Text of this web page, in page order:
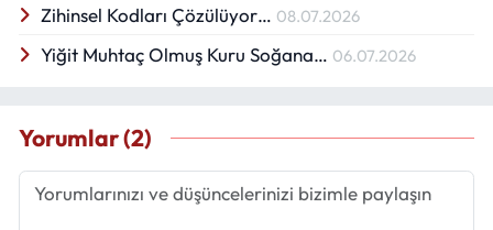
Zihinsel Kodları Çözülüyor… 08.07.2026
Yiğit Muhtaç Olmuş Kuru Soğana… 06.07.2026
Yorumlar (2)